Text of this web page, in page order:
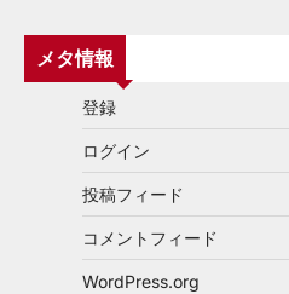
メタ情報
登録
ログイン
投稿フィード
コメントフィード
WordPress.org